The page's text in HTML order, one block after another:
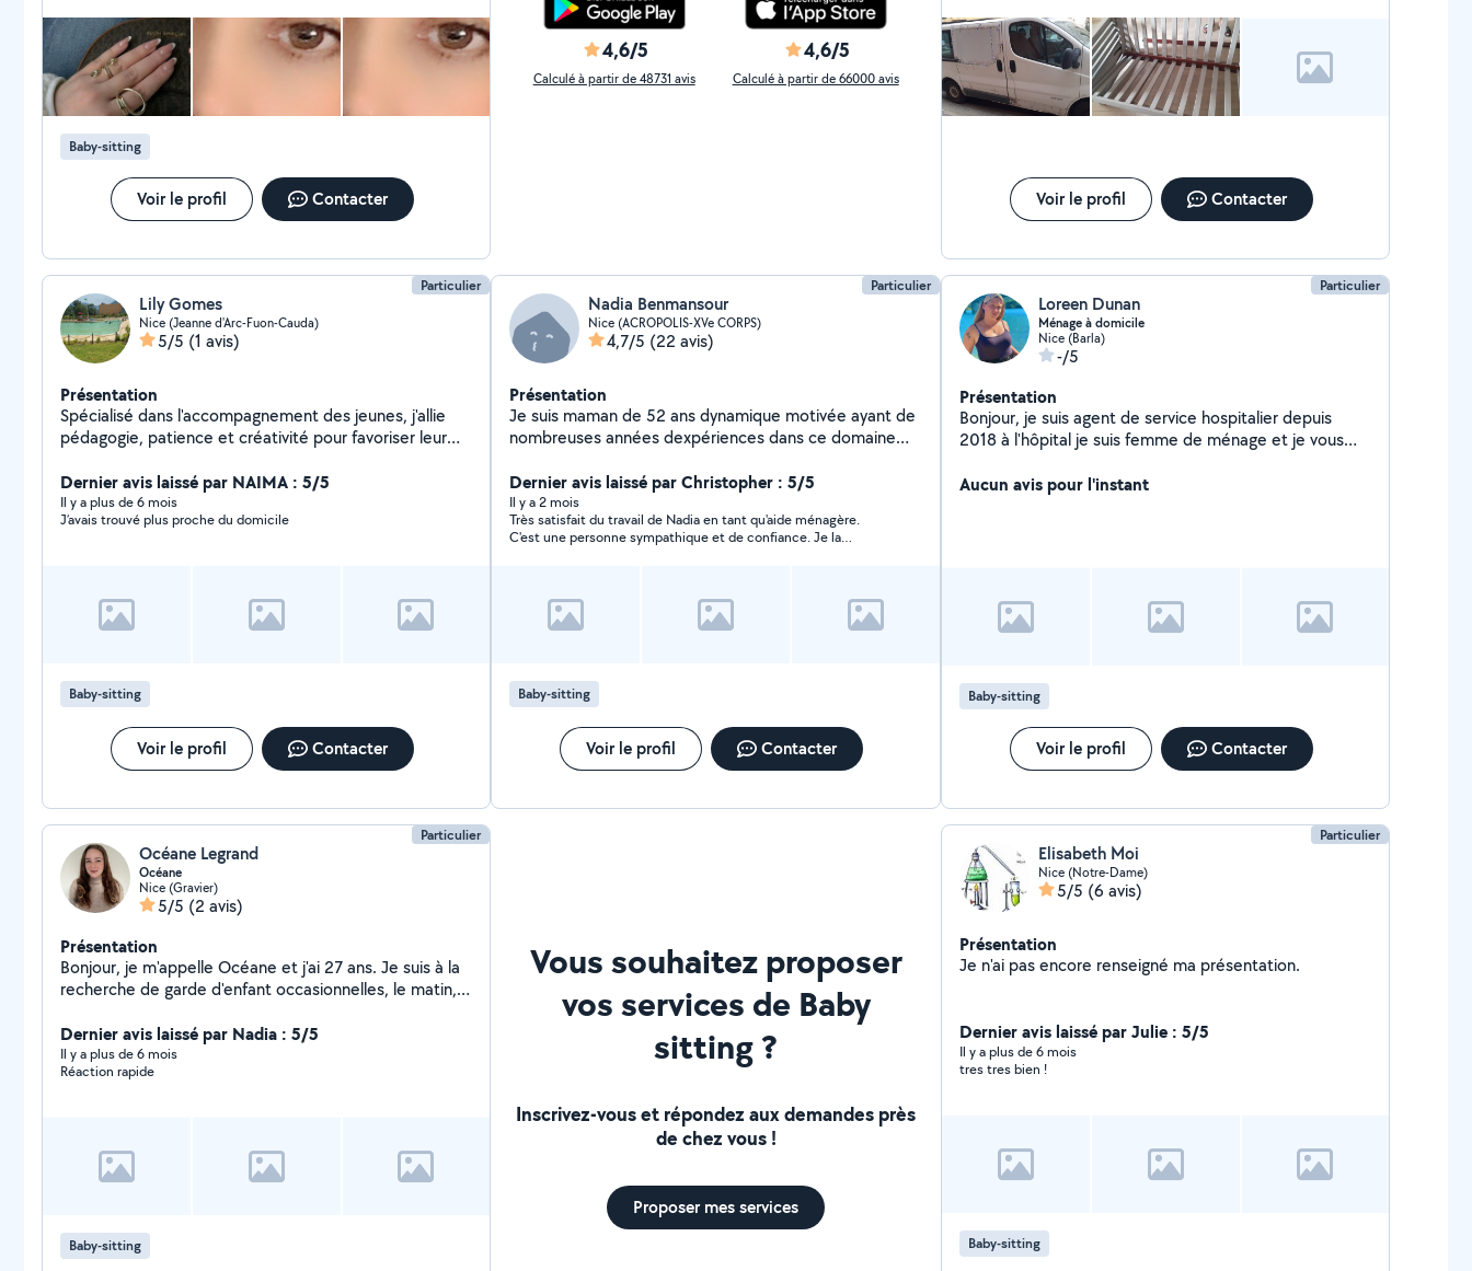
Baby-sitting
Voir le profil Contacter
4,6/5
Calculé à partir de 48731 avis
4,6/5
Calculé à partir de 66000 avis
Voir le profil Contacter
Particulier
Lily Gomes
Nice (Jeanne d'Arc-Fuon-Cauda)
5/5 (1 avis)
Présentation
Spécialisé dans l'accompagnement des jeunes, j'allie
pédagogie, patience et créativité pour favoriser leur
Dernier avis laissé par NAIMA : 5/5
Il y a plus de 6 mois
J’avais trouvé plus proche du domicile
Baby-sitting
Voir le profil Contacter
Particulier
Nadia Benmansour
Nice (ACROPOLIS-XVe CORPS)
4,7/5 (22 avis)
Présentation
Je suis maman de 52 ans dynamique motivée ayant de
nombreuses années dexpériences dans ce domaine
disposition pour amples renseignements
Dernier avis laissé par Christopher : 5/5
Il y a 2 mois
Très satisfait du travail de Nadia en tant qu'aide ménagère.
C'est une personne sympathique et de confiance. Je la
Baby-sitting
Voir le profil Contacter
Particulier
Loreen Dunan
Ménage à domicile
Nice (Barla)
-/5
Présentation
Bonjour, je suis agent de service hospitalier depuis
2018 à l'hôpital je suis femme de ménage et je vous
Aucun avis pour l'instant
Baby-sitting
Voir le profil Contacter
Particulier
Océane Legrand
Océane
Nice (Gravier)
5/5 (2 avis)
Présentation
Bonjour, je m'appelle Océane et j'ai 27 ans. Je suis à la
recherche de garde d'enfant occasionnelles, le matin,
et j'en suis totalement gaga J'ai eu l'occasion de
travailler avec plusieurs familles en CDI, et ai gardé des
enfants de 0 mois à 12 ans. Je suis douce,
Dernier avis laissé par Nadia : 5/5
Il y a plus de 6 mois
Réaction rapide
Baby-sitting
Vous souhaitez proposer
vos services de Baby
sitting ?
Inscrivez-vous et répondez aux demandes près
de chez vous !
Proposer mes services
Particulier
Elisabeth Moi
Nice (Notre-Dame)
5/5 (6 avis)
Présentation
Je n'ai pas encore renseigné ma présentation.
Dernier avis laissé par Julie : 5/5
Il y a plus de 6 mois
tres tres bien !
Baby-sitting